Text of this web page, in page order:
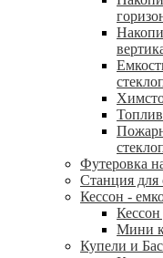
Футеровка
Станция для
Кессон -
Мини
Купели и